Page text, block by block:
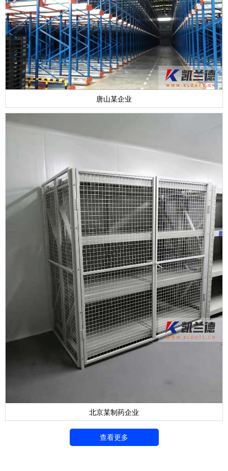
唐山某企业
北京某制药企业
查看更多